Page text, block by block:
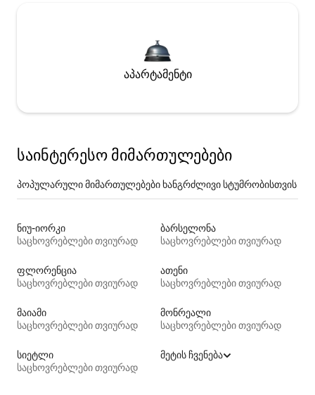
აპარტამენტი
საინტერესო მიმართულებები
პოპულარული მიმართულებები ხანგრძლივი სტუმრობისთვის
ნიუ-იორკი
საცხოვრებლები თვიურად
ბარსელონა
საცხოვრებლები თვიურად
ფლორენცია
საცხოვრებლები თვიურად
ათენი
საცხოვრებლები თვიურად
მაიამი
საცხოვრებლები თვიურად
მონრეალი
საცხოვრებლები თვიურად
სიეტლი
საცხოვრებლები თვიურად
მეტის ჩვენება